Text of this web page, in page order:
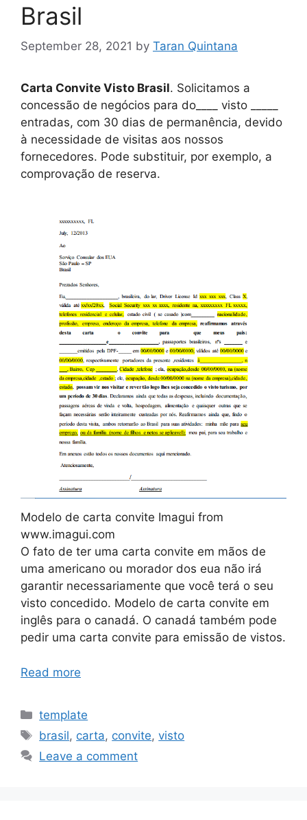
Brasil
September 28, 2021 by Taran Quintana
Carta Convite Visto Brasil. Solicitamos a
concessão de negócios para do____ visto _____
entradas, com 30 dias de permanência, devido
à necessidade de visitas aos nossos
fornecedores. Pode substituir, por exemplo, a
comprovação de reserva.
Modelo de carta convite Imagui from
www.imagui.com
O fato de ter uma carta convite em mãos de
uma americano ou morador dos eua não irá
garantir necessariamente que você terá o seu
visto concedido. Modelo de carta convite em
inglês para o canadá. O canadá também pode
pedir uma carta convite para emissão de vistos.
Read more
Categories
template
Tags
brasil, carta, convite,visto
Leave a comment